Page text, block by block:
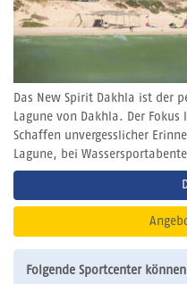
Das New Spirit Dakhla ist der
Lagune von Dakhla. Der
Schaffen unvergesslicher
Lagune, bei
Folgende Sportcenter